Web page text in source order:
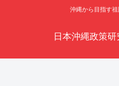
沖縄から目指す
日本沖縄政策